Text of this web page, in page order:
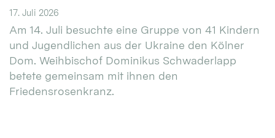
17. Juli 2026
Am 14. Juli besuchte eine Gruppe von 41 Kindern
und Jugendlichen aus der Ukraine den Kölner
Dom. Weihbischof Dominikus Schwaderlapp
betete gemeinsam mit ihnen den
Friedensrosenkranz.